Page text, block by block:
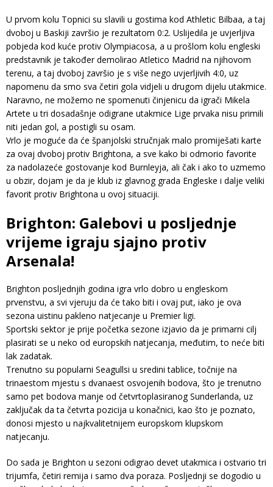
U prvom kolu Topnici su slavili u gostima kod Athletic Bilbaa, a taj
dvoboj u Baskiji završio je rezultatom 0:2. Uslijedila je uvjerljiva
pobjeda kod kuće protiv Olympiacosa, a u prošlom kolu engleski
predstavnik je također demolirao Atletico Madrid na njihovom
terenu, a taj dvoboj završio je s više nego uvjerljivih 4:0, uz
napomenu da smo sva četiri gola vidjeli u drugom dijelu utakmice.
Naravno, ne možemo ne spomenuti činjenicu da igrači Mikela
Artete u tri dosadašnje odigrane utakmice Lige prvaka nisu primili
niti jedan gol, a postigli su osam.
Vrlo je moguće da će španjolski stručnjak malo promiješati karte
za ovaj dvoboj protiv Brightona, a sve kako bi odmorio favorite
za nadolazeće gostovanje kod Burnleyja, ali čak i ako to uzmemo
u obzir, dojam je da je klub iz glavnog grada Engleske i dalje veliki
favorit protiv Brightona u ovoj situaciji.
Brighton: Galebovi u posljednje
vrijeme igraju sjajno protiv
Arsenala!
Brighton posljednjih godina igra vrlo dobro u engleskom
prvenstvu, a svi vjeruju da će tako biti i ovaj put, iako je ova
sezona uistinu pakleno natjecanje u Premier ligi.
Sportski sektor je prije početka sezone izjavio da je primarni cilj
plasirati se u neko od europskih natjecanja, međutim, to neće biti
lak zadatak.
Trenutno su popularni Seagullsi u sredini tablice, točnije na
trinaestom mjestu s dvanaest osvojenih bodova, što je trenutno
samo pet bodova manje od četvrtoplasiranog Sunderlanda, uz
zaključak da ta četvrta pozicija u konačnici, kao što je poznato,
donosi mjesto u najkvalitetnijem europskom klupskom
natjecanju.
Do sada je Brighton u sezoni odigrao devet utakmica i ostvario tri
trijumfa, četiri remija i samo dva poraza. Posljednji se dogodio u